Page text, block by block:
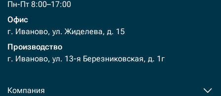
Пн-Пт 8:00–17:00
Офис
г. Иваново, ул. Жиделева, д. 15
Производство
г. Иваново, ул. 13-я Березниковская, д. 1г
Компания